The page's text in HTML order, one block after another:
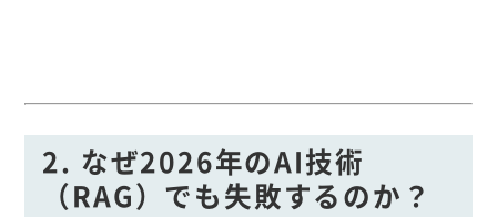
2. なぜ2026年のAI技術
（RAG）でも失敗するのか？